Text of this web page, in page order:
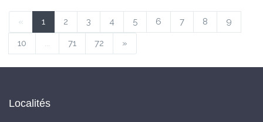
« 1 2 3 4 5 6 7 8 9
10 ... 71 72 »
Localités